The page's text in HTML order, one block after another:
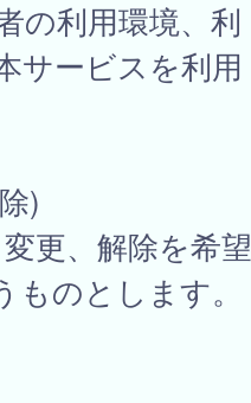
の利用環境、利
サービスを利用
)
更、解除を希望
のとします。